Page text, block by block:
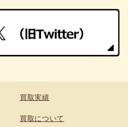
買取実績
買取について